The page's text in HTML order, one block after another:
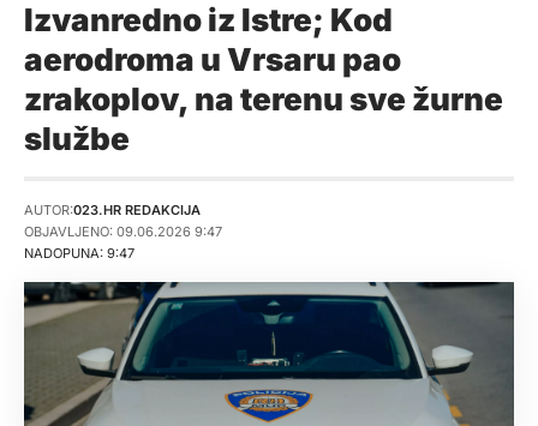
Izvanredno iz Istre; Kod
aerodroma u Vrsaru pao
zrakoplov, na terenu sve žurne
službe
NADOPUNA: 9:47
AUTOR:023.HR REDAKCIJA
OBJAVLJENO: 09.06.2026 9:47